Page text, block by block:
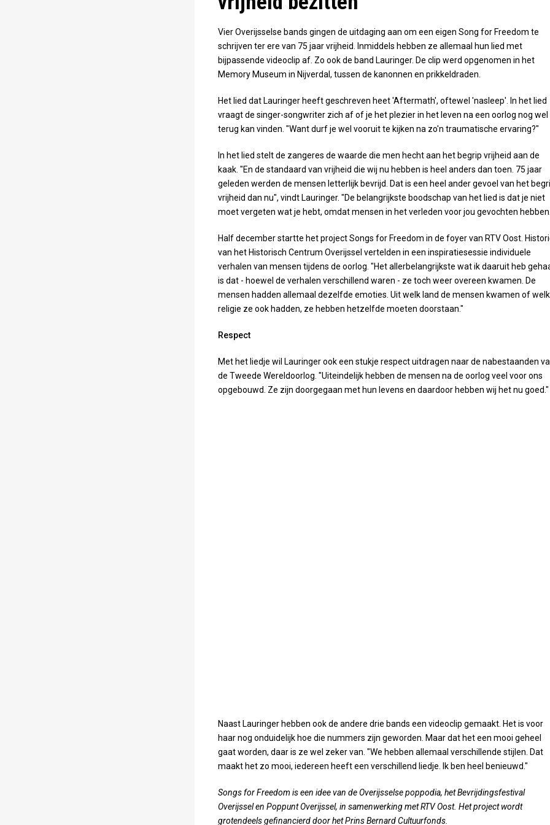
Vier Overijsselse bands gingen de uitdaging aan om een eigen Song for Freedom te
schrijven ter ere van 75 jaar vrijheid. Inmiddels hebben ze allemaal hun lied met
bijpassende videoclip af. Zo ook de band Lauringer. De clip werd opgenomen in het
Memory Museum in Nijverdal, tussen de kanonnen en prikkeldraden.
Het lied dat Lauringer heeft geschreven heet 'Aftermath', oftewel 'nasleep'. In het lied
vraagt de singer-songwriter zich af of je het plezier in het leven na een oorlog nog wel
terug kan vinden. "Want durf je wel vooruit te kijken na zo'n traumatische ervaring?"
In het lied stelt de zangeres de waarde die men hecht aan het begrip vrijheid aan de
kaak. "En de standaard van vrijheid die wij nu hebben is heel anders dan toen. 75 jaar
geleden werden de mensen letterlijk bevrijd. Dat is een heel ander gevoel van het
vrijheid dan nu", vindt Lauringer. "De belangrijkste boodschap van het lied is dat je niet
moet vergeten wat je hebt, omdat mensen in het verleden voor jou gevochten
Half december startte het project Songs for Freedom in de foyer van RTV Oost.
van het Historisch Centrum Overijssel vertelden in een inspiratiesessie individuele
verhalen van mensen tijdens de oorlog. "Het allerbelangrijkste wat ik daaruit heb
is dat - hoewel de verhalen verschillend waren - ze toch weer overeen kwamen. De
mensen hadden allemaal dezelfde emoties. Uit welk land de mensen kwamen of
religie ze ook hadden, ze hebben hetzelfde moeten doorstaan."
Respect
Met het liedje wil Lauringer ook een stukje respect uitdragen naar de nabestaanden
de Tweede Wereldoorlog. "Uiteindelijk hebben de mensen na de oorlog veel voor ons
opgebouwd. Ze zijn doorgegaan met hun levens en daardoor hebben wij het nu goed."
Naast Lauringer hebben ook de andere drie bands een videoclip gemaakt. Het is voor
haar nog onduidelijk hoe die nummers zijn geworden. Maar dat het een mooi geheel
gaat worden, daar is ze wel zeker van. "We hebben allemaal verschillende stijlen. Dat
maakt het zo mooi, iedereen heeft een verschillend liedje. Ik ben heel benieuwd."
Songs for Freedom is een idee van de Overijsselse poppodia, het Bevrijdingsfestival
Overijssel en Poppunt Overijssel, in samenwerking met RTV Oost. Het project wordt
grotendeels gefinancierd door het Prins Bernard Cultuurfonds.